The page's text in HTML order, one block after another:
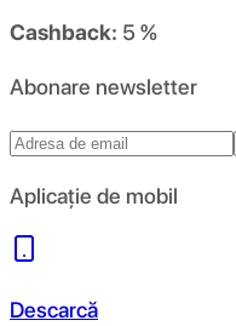
Cashback: 5 %
Abonare newsletter
Aplicație de mobil
Descarcă